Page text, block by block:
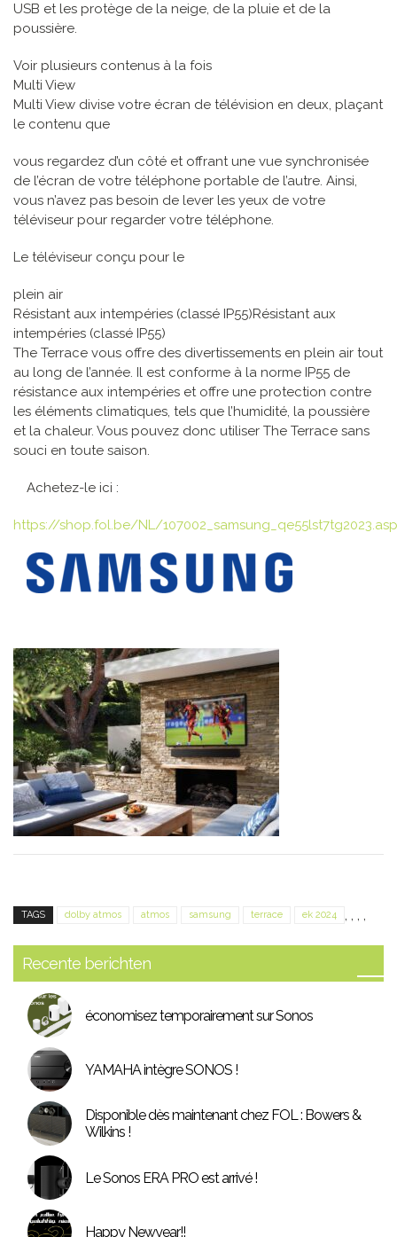
USB et les protège de la neige, de la pluie et de la
poussière.
Voir plusieurs contenus à la fois
Multi View
Multi View divise votre écran de télévision en deux, plaçant
le contenu que
vous regardez d’un côté et offrant une vue synchronisée
de l’écran de votre téléphone portable de l’autre. Ainsi,
vous n’avez pas besoin de lever les yeux de votre
téléviseur pour regarder votre téléphone.
Le téléviseur conçu pour le
plein air
Résistant aux intempéries (classé IP55)Résistant aux
intempéries (classé IP55)
The Terrace vous offre des divertissements en plein air tout
au long de l’année. Il est conforme à la norme IP55 de
résistance aux intempéries et offre une protection contre
les éléments climatiques, tels que l’humidité, la poussière
et la chaleur. Vous pouvez donc utiliser The Terrace sans
souci en toute saison.
Achetez-le ici :
https://shop.fol.be/NL/107002_samsung_qe55lst7tg2023.asp
TAGS dolby atmos ,
atmos ,
samsung ,
terrace ,
ek 2024
Recente berichten
économisez temporairement sur Sonos
YAMAHA intègre SONOS !
Disponible dès maintenant chez FOL : Bowers &
Wilkins !
Le Sonos ERA PRO est arrivé !
Happy Newyear!!